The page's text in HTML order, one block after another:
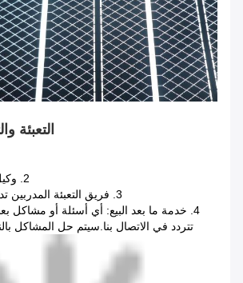
التعبئة
2. وكيل لوجستي محترف.
3. فريق التعبئة المدربين تدريبا جيدا والانضباط.
4. خدمة ما بعد البيع: أي أسئلة أو مشاكل
تتردد في الاتصال بنا.سيتم حل المشاكل